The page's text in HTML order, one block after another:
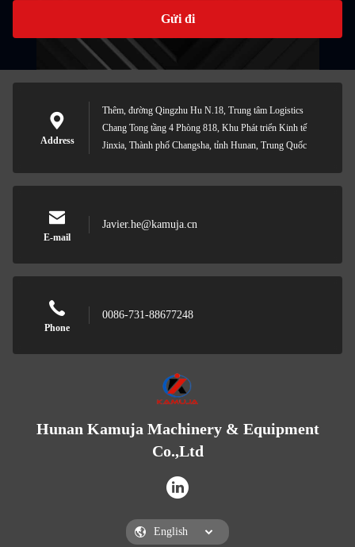
Gửi đi
Address
Thêm, đường Qingzhu Hu N.18, Trung tâm Logistics
Chang Tong tầng 4 Phòng 818, Khu Phát triển Kinh tế
Jinxia, Thành phố Changsha, tỉnh Hunan, Trung Quốc
E-mail
Javier.he@kamuja.cn
Phone
0086-731-88677248
Hunan Kamuja Machinery & Equipment
Co.,Ltd